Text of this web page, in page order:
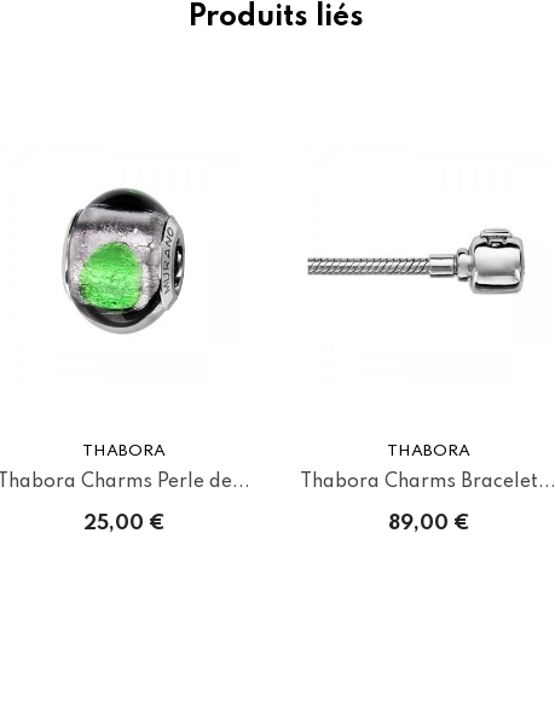
Produits liés
THABORA
Thabora Charms Perle de...
25,00 €
THABORA
Thabora Charms Bracelet...
89,00 €